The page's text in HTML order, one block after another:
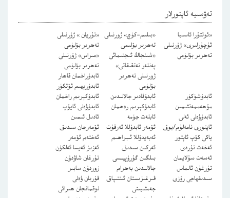
تەۋسىيە ئاپتورلار
«ئوتتۇرا ئاسىيا
ئۇچۇرلىرى» ژۇرنىلى
تەھرىر بۆلۈمى
«بىلىم-كۈچ» ژورنىلى
تەھرىر بۆلىمى
«تۇرپان » ژۇرنىلى
تەھرىر بۆلۈمى
«شىنجاڭ ئىجتىمائى
پەنلەر تەتقىقاتى»
ژورنىلى تەھرىر
بۆلۈمى
«مىراس» ژۇرنىلى
تەھرىر بۆلۈمى
ئابدۇراخمان قاھار
ئابدۇرېھىم ئۆتكۈر
ئابدۇشۈكۈر
مۇھەممەتئىمىن
ئابدۇقادىر جالالىدىن
ئابدۇكېرىم راخمان
ئابدۇكېرىم رەھمان
ئابدۇۋەلى ئايۇپ
ئابدۇۋەلى ئەلى
ئابلەت جۈمە
ئادىل ئىمىن
ئاپتورى نامەلۇم/يوق
ياكى كۆپ ئاپتور
ئۆمەر ئابدۇللا ئەرقۇت
ئۆمەرجان سىدىق
ئەبەيدۇللا ئىبراھىم
ئەختەم ئۆمەر
ئەخەت تۇردى
ئەركىن سىدىق
ئەزىز ئەيسا ئەلكۈن
ئەسەت سۇلايمان
بىلگىن گۇرۇپپىسى
تۇرغان شاۋدۇن
تۇرغۇن ئالماس
جالالىدىن بەھرام
زوردۇن سابىر
سىدىقھاجى رۇزى
قىرغىزىستان ئىتتىپاق
جەمئىيىتى
قۇربان ۋەلى
لوقمانجان ھىرائى